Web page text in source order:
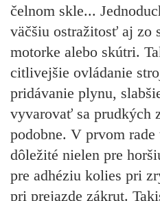
čelnom skle...
väčšiu ostražitosť aj zo
motorke alebo skútri.
citlivejšie ovládanie
pridávanie plynu,
vyvarovať sa prudkých
podobne. V prvom
dôležité nielen pre
pre adhéziu kolies pri
pri prejazde zákrut.